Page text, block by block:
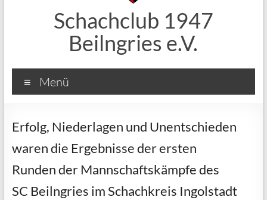
Schachclub 1947
Beilngries e.V.
Menü
Erfolg, Niederlagen und Unentschieden
waren die Ergebnisse der ersten
Runden der Mannschaftskämpfe des
SC Beilngries im Schachkreis Ingolstadt